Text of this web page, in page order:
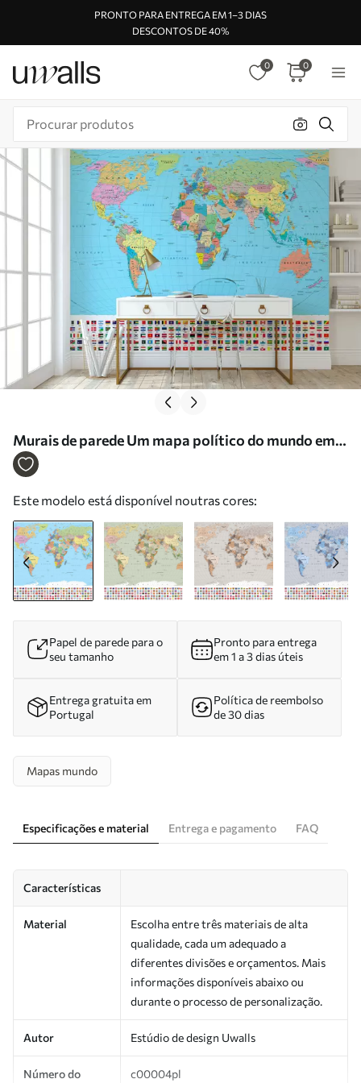
PRONTO PARA ENTREGA EM 1–3 DIAS
DESCONTOS DE 40%
0 0
Murais de parede Um mapa político do mundo em
tons de verde-oliva com bandeiras em polaco Nr.
Este modelo está disponível noutras cores:
Papel de parede para o
seu tamanho
Pronto para entrega
em 1 a 3 dias úteis
Entrega gratuita em
Portugal
Política de reembolso
de 30 dias
Mapas mundo
Especificações e material Entrega e pagamento FAQ
Características
Material
Escolha entre três materiais de alta
qualidade, cada um adequado a
diferentes divisões e orçamentos. Mais
informações disponíveis abaixo ou
durante o processo de personalização.
Autor Estúdio de design Uwalls
Número do
c00004pl